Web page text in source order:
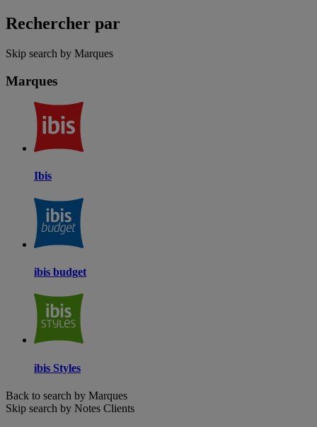
Rechercher par
Skip search by Marques
Marques
Ibis
ibis budget
ibis Styles
Back to search by Marques
Skip search by Notes Clients